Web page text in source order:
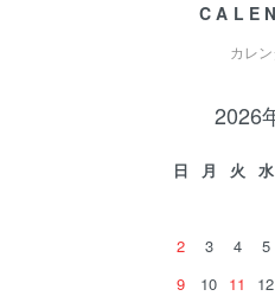
カレ
2026
日 月 火 水
2
3 4 5
9
10 11 12